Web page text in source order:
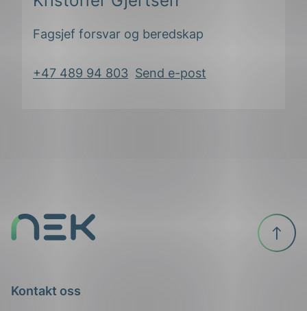
Fagsjef forsvar og beredskap
+47 489 94 803 Send e-post
Kontakt oss
Til
toppen